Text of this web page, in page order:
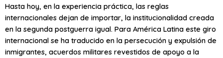
Hasta hoy, en la experiencia práctica, las reglas
internacionales dejan de importar, la institucionalidad creada
en la segunda postguerra igual. Para América Latina este giro
internacional se ha traducido en la persecución y expulsión de
inmigrantes, acuerdos militares revestidos de apoyo a la